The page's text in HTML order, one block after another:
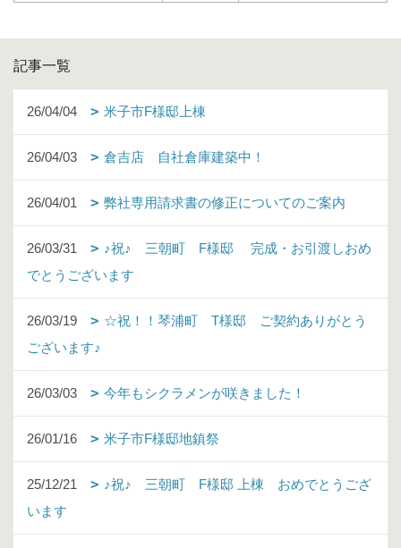
記事一覧
26/04/04 米子市F様邸上棟
26/04/03 倉吉店 自社倉庫建築中！
26/04/01 弊社専用請求書の修正についてのご案内
26/03/31
♪祝♪ 三朝町 F様邸 完成・お引渡しおめ
でとうございます
26/03/19
☆祝！！琴浦町 T様邸 ご契約ありがとう
ございます♪
26/03/03 今年もシクラメンが咲きました！
26/01/16 米子市F様邸地鎮祭
25/12/21
♪祝♪ 三朝町 F様邸 上棟 おめでとうござ
います